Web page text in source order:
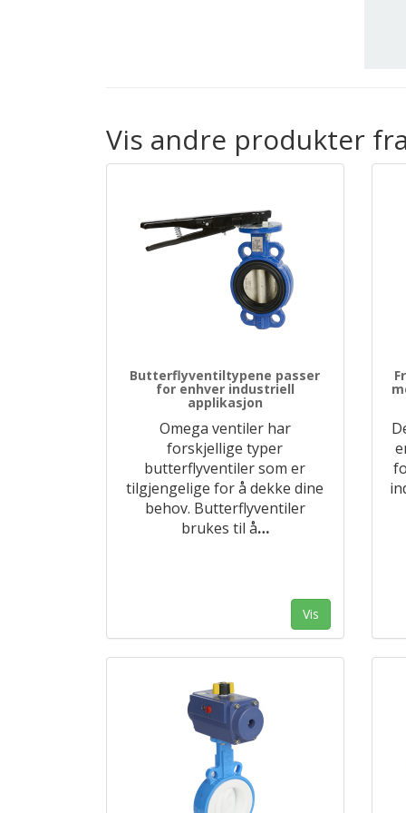
Vis andre produkter
Butterflyventiltypene passer
for enhver industriell
applikasjon
Omega ventiler har
forskjellige typer
butterflyventiler som er
tilgjengelige for å dekke dine
behov. Butterflyventiler
brukes til å…
Vis